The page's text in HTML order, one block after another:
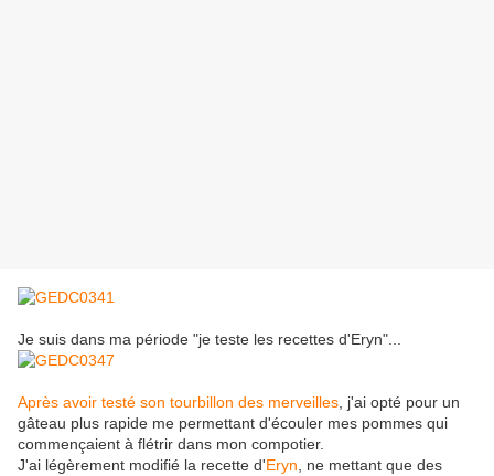
Je suis dans ma période "je teste les recettes d'Eryn"...
Après avoir testé son tourbillon des merveilles , j'ai opté pour un
gâteau plus rapide me permettant d'écouler mes pommes qui
commençaient à flétrir dans mon compotier.
J'ai légèrement modifié la recette d'Eryn , ne mettant que des